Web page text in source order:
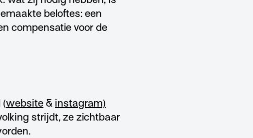
beloftes: een
compensatie voor de
(website & instagram)
strijdt, ze zichtbaar